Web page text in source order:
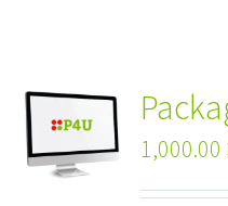
1,000.00